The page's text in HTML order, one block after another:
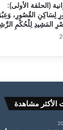
(الحلقة الأولى):
لِسَاكِنِ القُصُورِ،
المَشِيدِ لِلْحُكْمِ
الأكثر مشاهدة